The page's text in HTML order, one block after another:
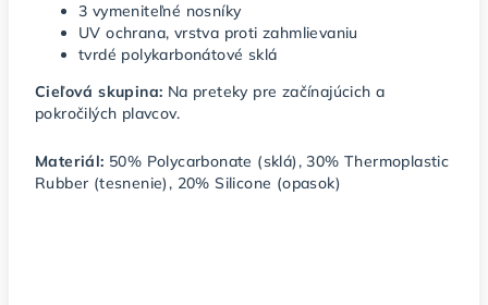
3 vymeniteľné nosníky
UV ochrana, vrstva proti zahmlievaniu
tvrdé polykarbonátové sklá
Cieľová skupina: Na preteky pre začínajúcich a
pokročilých plavcov.
Materiál: 50% Polycarbonate (sklá), 30% Thermoplastic
Rubber (tesnenie), 20% Silicone (opasok)